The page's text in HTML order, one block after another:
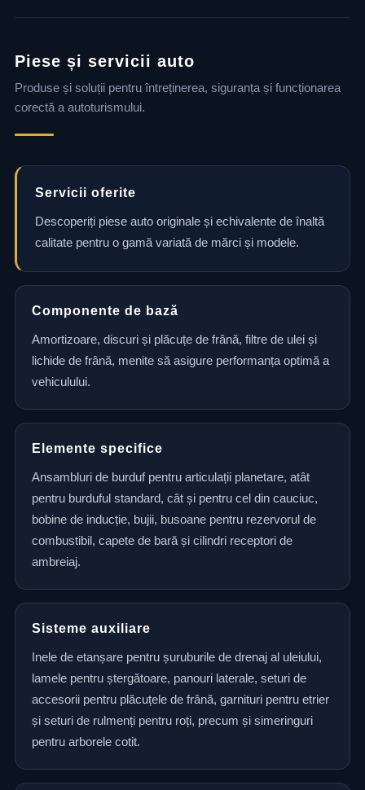
Piese și servicii auto
Produse și soluții pentru întreținerea, siguranța și funcționarea
corectă a autoturismului.
Servicii oferite
Descoperiți piese auto originale și echivalente de înaltă
calitate pentru o gamă variată de mărci și modele.
Componente de bază
Amortizoare, discuri și plăcuțe de frână, filtre de ulei și
lichide de frână, menite să asigure performanța optimă a
vehiculului.
Elemente specifice
Ansambluri de burduf pentru articulații planetare, atât
pentru burduful standard, cât și pentru cel din cauciuc,
bobine de inducție, bujii, busoane pentru rezervorul de
combustibil, capete de bară și cilindri receptori de
ambreiaj.
Sisteme auxiliare
Inele de etanșare pentru șuruburile de drenaj al uleiului,
lamele pentru ștergătoare, panouri laterale, seturi de
accesorii pentru plăcuțele de frână, garnituri pentru etrier
și seturi de rulmenți pentru roți, precum și simeringuri
pentru arborele cotit.